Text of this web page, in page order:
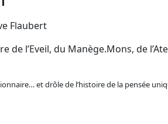
Flaubert
de l’Eveil, du Manège.Mons, de
et drôle de l’histoire de la pensée